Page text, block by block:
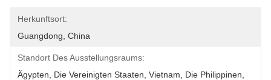
Herkunftsort:
Guangdong, China
Standort Des Ausstellungsraums:
Ägypten, Die Vereinigten Staaten, Vietnam, Die Philippinen,